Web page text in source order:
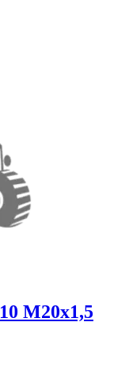
М20х1,5